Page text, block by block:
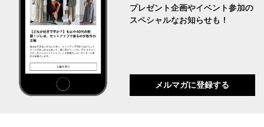
プレゼント企画やイベント参加の
スペシャルなお知らせも！
メルマガに登録する